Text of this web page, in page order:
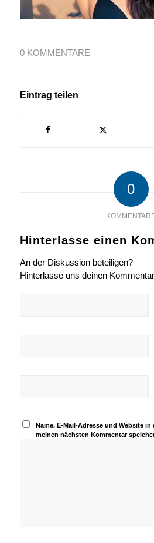
0 KOMMENTARE
Eintrag teilen
0
Hinterlasse einen
An der Diskussion beteiligen?
Hinterlasse uns deinen
Name, E-Mail-Adresse und Website
meinen nächsten Kommentar